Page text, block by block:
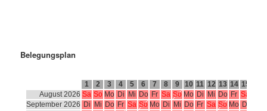
Belegungsplan